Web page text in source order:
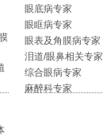
眼底病专家
眼眶病专家
眼表及角膜病专家
泪道/眼鼻相关专家
综合眼病专家
麻醉科专家